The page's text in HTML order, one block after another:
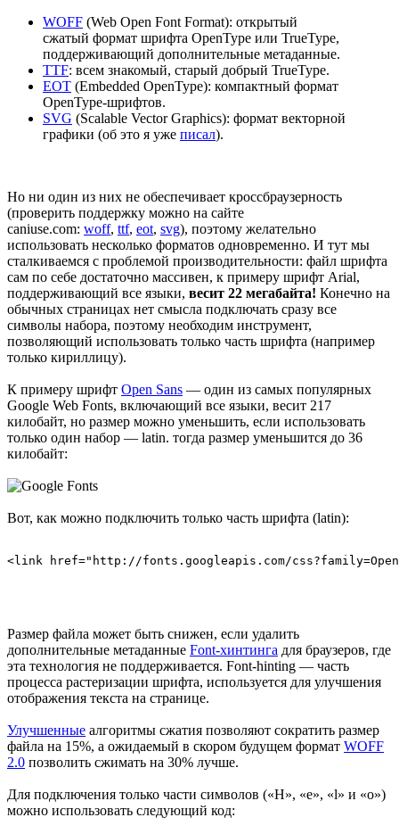
WOFF (Web Open Font Format): открытый
сжатый формат шрифта OpenType или TrueType,
поддерживающий дополнительные метаданные.
TTF: всем знакомый, старый добрый TrueType.
EOT (Embedded OpenType): компактный формат
OpenType-шрифтов.
SVG (Scalable Vector Graphics): формат векторной
графики (об это я уже писал).
Но ни один из них не обеспечивает кроссбраузерность
(проверить поддержку можно на сайте
caniuse.com: woff, ttf, eot, svg), поэтому желательно
использовать несколько форматов одновременно. И тут мы
сталкиваемся с проблемой производительности: файл шрифта
сам по себе достаточно массивен, к примеру шрифт Arial,
поддерживающий все языки, весит 22 мегабайта! Конечно на
обычных страницах нет смысла подключать сразу все
символы набора, поэтому необходим инструмент,
позволяющий использовать только часть шрифта (например
только кириллицу).
К примеру шрифт Open Sans — один из самых популярных
Google Web Fonts, включающий все языки, весит 217
килобайт, но размер можно уменьшить, если использовать
только один набор — latin. тогда размер уменьшится до 36
килобайт:
Вот, как можно подключить только часть шрифта (latin):
Размер файла может быть снижен, если удалить
дополнительные метаданные Font-хинтинга для браузеров, где
эта технология не поддерживается. Font-hinting — часть
процесса растеризации шрифта, используется для улучшения
отображения текста на странице.
Улучшенные алгоритмы сжатия позволяют сократить размер
файла на 15%, а ожидаемый в скором будущем формат WOFF
2.0 позволить сжимать на 30% лучше.
Для подключения только части символов («H», «e», «l» и «o»)
можно использовать следующий код: